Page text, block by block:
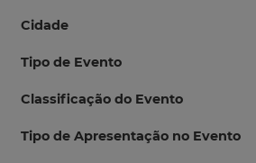
Cidade
Tipo de Evento
Classificação do Evento
Tipo de Apresentação no Evento